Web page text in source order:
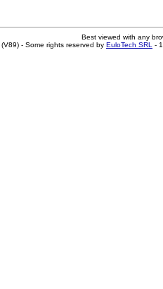
Best viewed with any
(V89) - Some rights reserved by EuloTech SRL -